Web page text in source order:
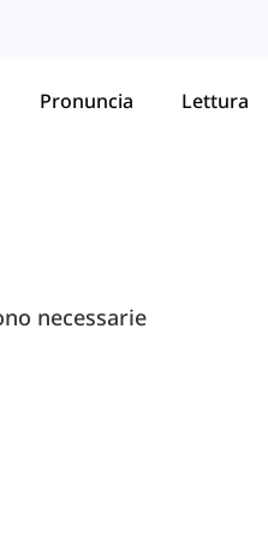
Pronuncia Lettura
necessarie